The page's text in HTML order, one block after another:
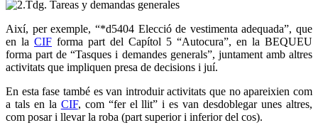
Així, per exemple, “*d5404 Elecció de vestimenta adequada”, que
en la CIF forma part del Capítol 5 “Autocura”, en la BEQUEU
forma part de “Tasques i demandes generals”, juntament amb altres
activitats que impliquen presa de decisions i juí.
En esta fase també es van introduir activitats que no apareixien com
a tals en la CIF, com “fer el llit” i es van desdoblegar unes altres,
com posar i llevar la roba (part superior i inferior del cos).